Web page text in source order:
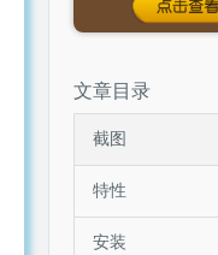
文章目录
截图
特性
安装